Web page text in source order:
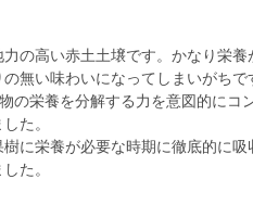
の高い赤土土壌です。かなり栄養
無い味わいになってしまいがちで
の栄養を分解する力を意図的にコ
た。
に栄養が必要な時期に徹底的に吸
た。